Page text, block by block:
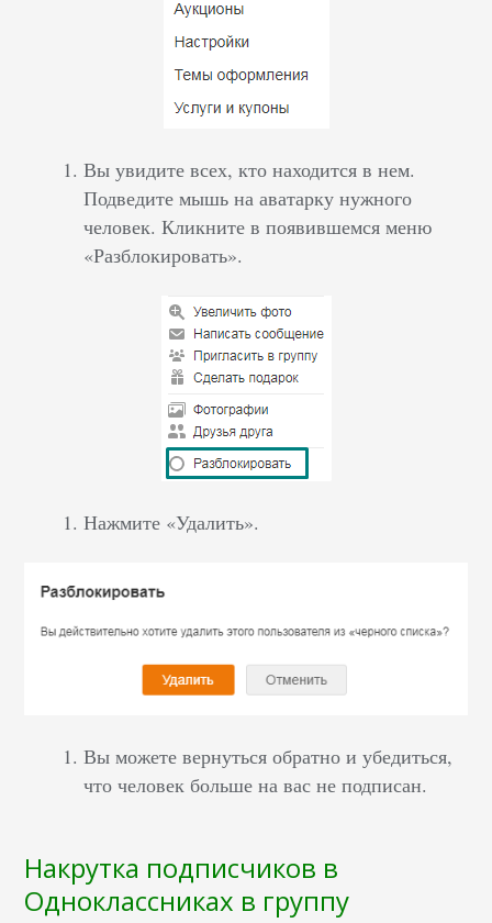
Вы увидите всех, кто находится в нем.
Подведите мышь на аватарку нужного
человек. Кликните в появившемся меню
«Разблокировать».
Нажмите «Удалить».
Вы можете вернуться обратно и убедиться,
что человек больше на вас не подписан.
Накрутка подписчиков в
Одноклассниках в группу